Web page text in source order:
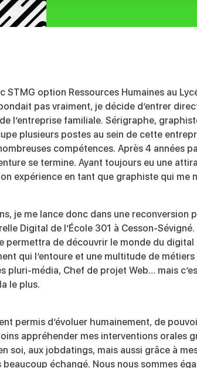
STMG option Ressources Humaines au
pas vraiment, je décide d’entrer
l’entreprise familiale. Sérigraphe,
plusieurs postes au sein de cette
compétences. Après 4 années
se termine. Ayant toujours eu une
expérience en tant que graphiste qui me
je me lance donc dans une reconversion
Digital de l’École 301 à Cesson-
permettra de découvrir le monde du digital
qui l’entoure et une multitude de
pluri-média, Chef de projet Web… mais
le plus.
permis d’évoluer humainement, de
appréhender mes interventions orales
soi, aux jobdatings, mais aussi grâce à
beaucoup échangé. Nous nous sommes